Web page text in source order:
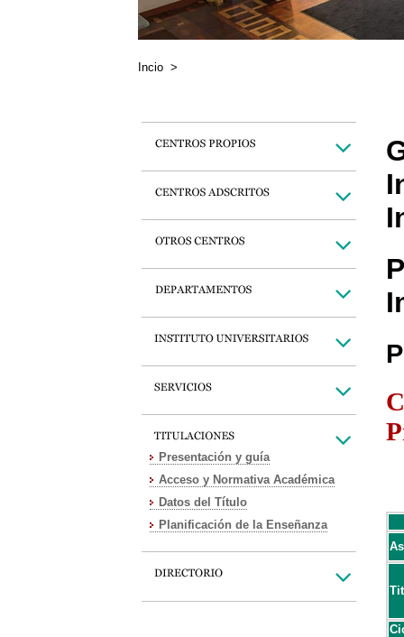
Incio >
Presentación y guía
Acceso y Normativa Académica
Datos del Título
Planificación de la Enseñanza